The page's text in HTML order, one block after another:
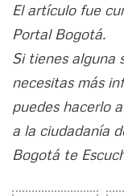
El artículo fue
Portal Bogotá.
Si tienes alguna
necesitas más
puedes hacerlo
a la ciudadanía
Bogotá te